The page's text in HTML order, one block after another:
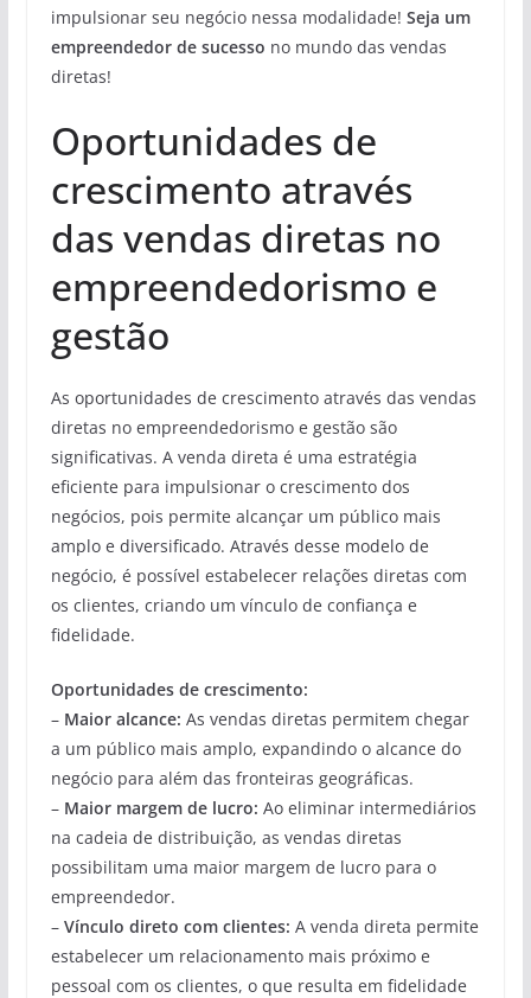
impulsionar seu negócio nessa modalidade! Seja um
empreendedor de sucesso no mundo das vendas
diretas!
Oportunidades de
crescimento através
das vendas diretas no
empreendedorismo e
gestão
As oportunidades de crescimento através das vendas
diretas no empreendedorismo e gestão são
significativas. A venda direta é uma estratégia
eficiente para impulsionar o crescimento dos
negócios, pois permite alcançar um público mais
amplo e diversificado. Através desse modelo de
negócio, é possível estabelecer relações diretas com
os clientes, criando um vínculo de confiança e
fidelidade.
Oportunidades de crescimento:
– Maior alcance: As vendas diretas permitem chegar
a um público mais amplo, expandindo o alcance do
negócio para além das fronteiras geográficas.
– Maior margem de lucro: Ao eliminar intermediários
na cadeia de distribuição, as vendas diretas
possibilitam uma maior margem de lucro para o
empreendedor.
– Vínculo direto com clientes: A venda direta permite
estabelecer um relacionamento mais próximo e
pessoal com os clientes, o que resulta em fidelidade